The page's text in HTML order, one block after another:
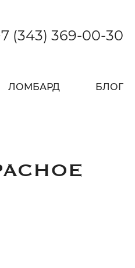
(343) 369-00-30
ЛОМБАРД БЛОГ